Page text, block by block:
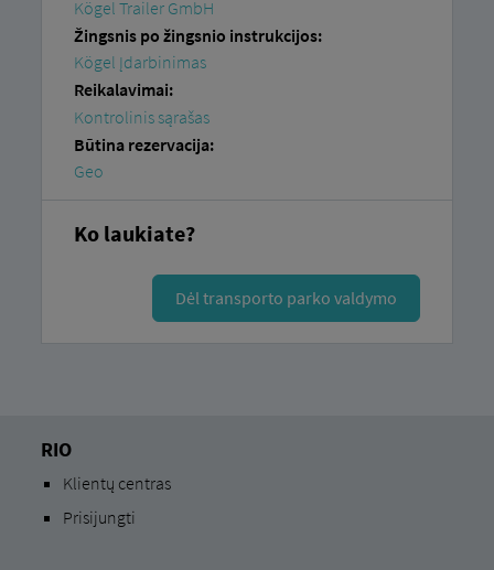
Kögel Trailer GmbH
Žingsnis po žingsnio instrukcijos:
Kögel Įdarbinimas
Reikalavimai:
Kontrolinis sąrašas
Būtina rezervacija:
Geo
Ko laukiate?
Dėl transporto parko valdymo
RIO
Klientų centras
Prisijungti